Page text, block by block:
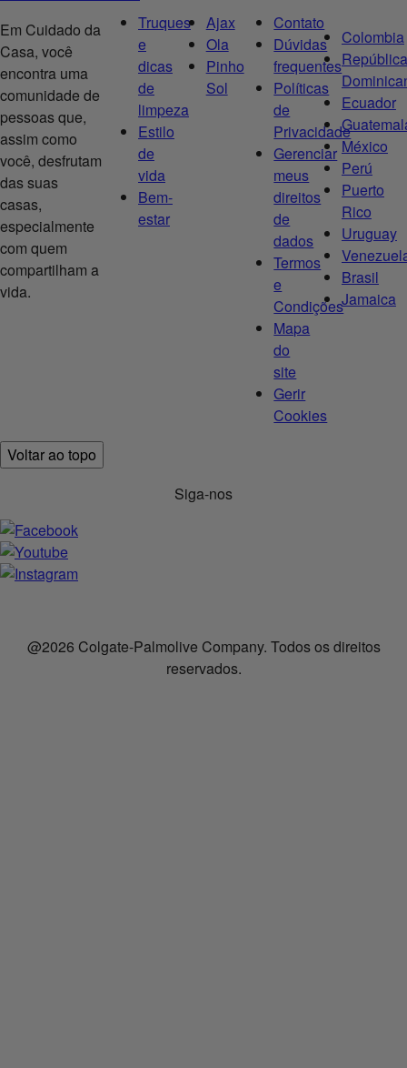
Em Cuidado da
Casa, você
encontra uma
comunidade de
pessoas que,
assim como
você, desfrutam
das suas
casas,
especialmente
com quem
compartilham a
vida.
Truques
e
dicas
de
limpeza
Estilo
de
vida
Bem-
estar
Ajax
Ola
Pinho
Sol
Contato
Dúvidas
frequentes
Políticas
de
Privacidade
Gerenciar
meus
direitos
de
dados
Termos
e
Condições
Mapa
do
site
Gerir
Cookies
Colombia
República
Ecuador
México
Perú
Puerto
Rico
Uruguay
Brasil
Jamaica
Voltar ao topo
Siga-nos
@2026 Colgate-Palmolive Company. Todos os direitos
reservados.